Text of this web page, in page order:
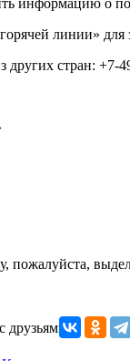
линии»
других стран: +7-
друзьями